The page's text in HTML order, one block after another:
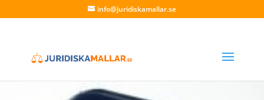
info@juridiskamallar.se